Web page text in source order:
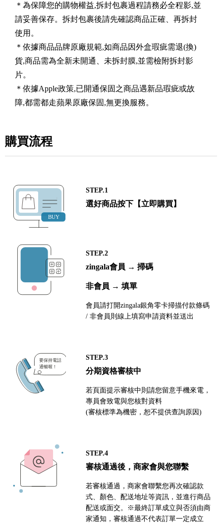
＊為保障您的購物權益,拆封包裹過程請務必全程影,並
請妥善保存。拆封包裹後請先確認商品正確、再拆封
使用。
＊依據商品品牌原廠規範,如商品因外盒瑕疵需退(換)
貨,商品需為全新未開通、未拆封膜,並需檢附拆封影
片。
＊依據Apple政策,已開通保固之商品遇新品瑕疵或故
障,都需都走蘋果原廠保固,無更換服務。
購買流程
STEP.1
選好商品按下【立即購買】
STEP.2
zingala會員 → 掃碼
非會員 → 填單
會員請打開zingala銀角零卡掃描付款條碼
/ 非會員則線上填寫申請資料並送出
STEP.3
分期資格審核中
若頁面提示審核中則請您留意手機來電，
專員會致電與您核對資料
(審核標準為機密，恕不提供查詢原因)
STEP.4
審核通過後，商家會與您聯繫
若審核通過，商家會聯繫您再次確認款
式、顏色、配送地址等資訊，並進行商品
配送或面交。※最終訂單成立與否須由商
家通知，審核通過不代表訂單一定成立